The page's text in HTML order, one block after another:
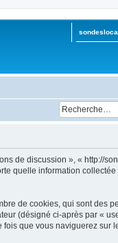
de discussion », « http://
quelle information
de cookies, qui sont des
(désigné ci-après par «
que vous naviguerez sur